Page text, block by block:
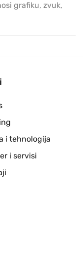
grafiku, zvuk,
i tehnologija
i servisi